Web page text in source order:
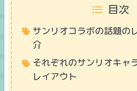
目次
サンリオコラボの話題の
介
それぞれのサンリオキャ
レイアウト